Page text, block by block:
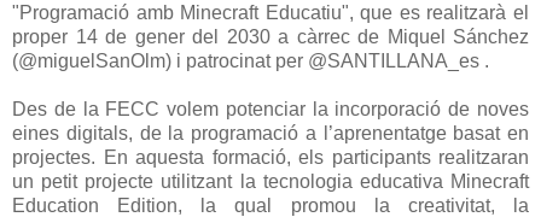
"Programació amb Minecraft Educatiu", que es realitzarà el
proper 14 de gener del 2030 a càrrec de Miquel Sánchez
(@miguelSanOlm) i patrocinat per @SANTILLANA_es .
Des de la FECC volem potenciar la incorporació de noves
eines digitals, de la programació a l’aprenentatge basat en
projectes. En aquesta formació, els participants realitzaran
un petit projecte utilitzant la tecnologia educativa Minecraft
Education Edition, la qual promou la creativitat, la